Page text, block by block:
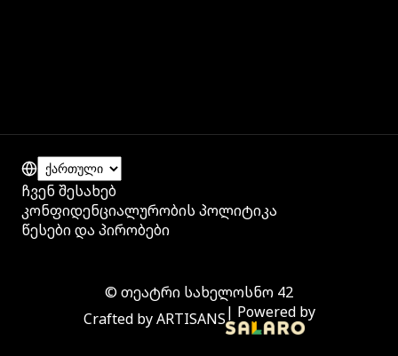
ჩვენ შესახებ
კონფიდენციალურობის პოლიტიკა
წესები და პირობები
© თეატრი სახელოსნო 42
Crafted by ARTISANS| Powered by